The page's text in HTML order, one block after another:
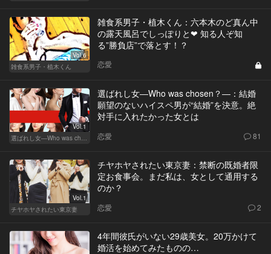
Vol.6
雑食系男子・植木くん
雑食系男子・植木くん：六本木のど真ん中
の露天風呂でしっぽりと❤︎ 知る人ぞ知
る”勝負店”で落とす！？
恋愛
Vol.1
選ばれし女―Who was chosen？―：結婚
願望のないハイスペ男が“結婚”を決意。絶
対手に入れたかった女とは
恋愛 81
Vol.1
チヤホヤされたい東京妻
チヤホヤされたい東京妻：禁断の既婚者限
定お食事会。まだ私は、女として通用する
のか？
恋愛 2
4年間彼氏がいない29歳美女。20万かけて
婚活を始めてみたものの…